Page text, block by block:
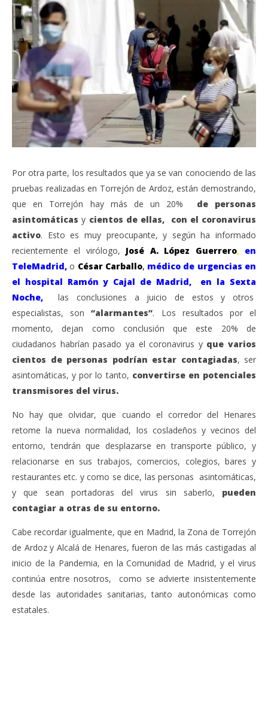
Por otra parte, los resultados que ya se van conociendo de las
pruebas realizadas en Torrejón de Ardoz, están demostrando,
que en Torrejón hay más de un 20%
de personas
asintomáticas y cientos de ellas, con el coronavirus
activo. Esto es muy preocupante, y según ha informado
recientemente el virólogo, José A. López Guerrero, en
TeleMadrid, o César Carballo, médico de urgencias en
el hospital Ramón y Cajal de Madrid, en la Sexta
Noche, las conclusiones a juicio de estos y otros
especialistas, son“alarmantes”. Los resultados por el
momento, dejan como conclusión que este 20% de
ciudadanos habrían pasado ya el coronavirus y que varios
cientos de personas podrían estar contagiadas, ser
asintomáticas, y por lo tanto, convertirse en potenciales
transmisores del virus.
No hay que olvidar, que cuando el corredor del Henares
retome la nueva normalidad, los cosladeños y vecinos del
entorno, tendrán que desplazarse en transporte público, y
relacionarse en sus trabajos, comercios, colegios, bares y
restaurantes etc. y como se dice, las personas asintomáticas,
y que sean portadoras del virus sin saberlo, pueden
contagiar a otras de su entorno.
Cabe recordar igualmente, que en Madrid, la Zona de Torrejón
de Ardoz y Alcalá de Henares, fueron de las más castigadas al
inicio de la Pandemia, en la Comunidad de Madrid, y el virus
continúa entre nosotros, como se advierte insistentemente
desde las autoridades sanitarias, tanto autonómicas como
estatales.